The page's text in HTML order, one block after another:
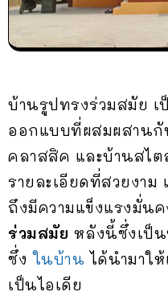
บ้านรูปทรงร่วมสมัย เ
ออกแบบที่ผสมผสานกั
คลาสสิค และบ้านสไ
รายละเอียดที่สวยงาม
ถึงมีความแข็งแรงมั่น
ร่วมสมัย หลังนี้ซึ่งเป็
ซึ่งในบ้าน ได้นำมาใ
เป็นไอเดีย